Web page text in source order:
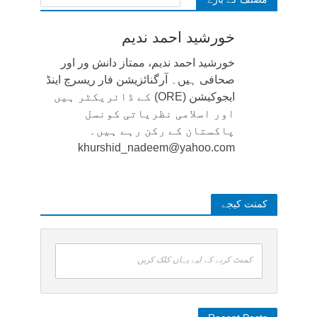
خورشید احمد ندیم
خورشید احمد ندیم، ممتاز دانش ور اور
صحافی ہیں۔ آرگنائزیشن فار ریسرچ اینڈ
ایجوکیشن (ORE) کے ڈائریکٹر ہیں
اور اسلامی نظریاتی کونسل
پاکستان کے رکن رہے ہیں۔
khurshid_nadeem@yahoo.com
کمنت کیجے
کمنٹ کرنے کے لیے یہاں کلک کریں